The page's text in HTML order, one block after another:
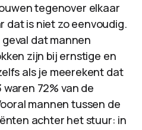
tegenover elkaar
dat is niet zo eenvoudig.
dat mannen
zijn bij ernstige en
als je meerekent dat
72% van de
mannen tussen de
achter het stuur: in